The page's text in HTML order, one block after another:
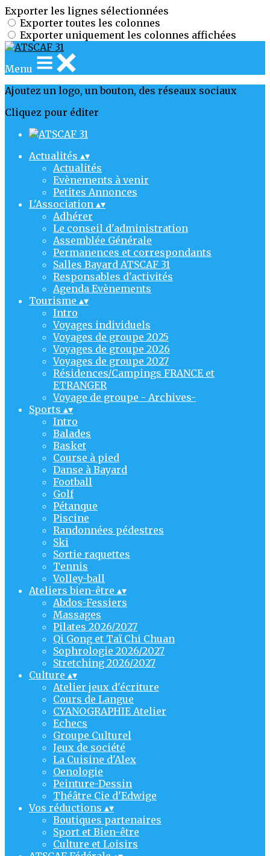
Exporter les lignes sélectionnées
Exporter toutes les colonnes
Exporter uniquement les colonnes affichées
Menu
Ajoutez un logo, un bouton, des réseaux sociaux
Cliquez pour éditer
Actualités ▴▾
Actualités
Evènements à venir
Petites Annonces
L'Association ▴▾
Adhérer
Le conseil d'administration
Assemblée Générale
Permanences et correspondants
Salles Bayard ATSCAF 31
Responsables d'activités
Agenda Evènements
Tourisme ▴▾
Intro
Voyages individuels
Voyages de groupe 2025
Voyages de groupe 2026
Voyages de groupe 2027
Résidences/Campings FRANCE et
ETRANGER
Voyage de groupe - Archives-
Sports ▴▾
Intro
Balades
Basket
Course à pied
Danse à Bayard
Football
Golf
Pétanque
Piscine
Randonnées pédestres
Ski
Sortie raquettes
Tennis
Volley-ball
Ateliers bien-être ▴▾
Abdos-Fessiers
Massages
Pilates 2026/2027
Qi Gong et Taï Chi Chuan
Sophrologie 2026/2027
Stretching 2026/2027
Culture ▴▾
Atelier jeux d'écriture
Cours de Langue
CYANOGRAPHIE Atelier
Echecs
Groupe Culturel
Jeux de société
La Cuisine d'Alex
Oenologie
Peinture-Dessin
Théâtre Cie d'Edwige
Vos réductions ▴▾
Boutiques partenaires
Sport et Bien-être
Culture et Loisirs